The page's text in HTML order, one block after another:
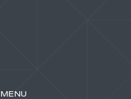
MENU